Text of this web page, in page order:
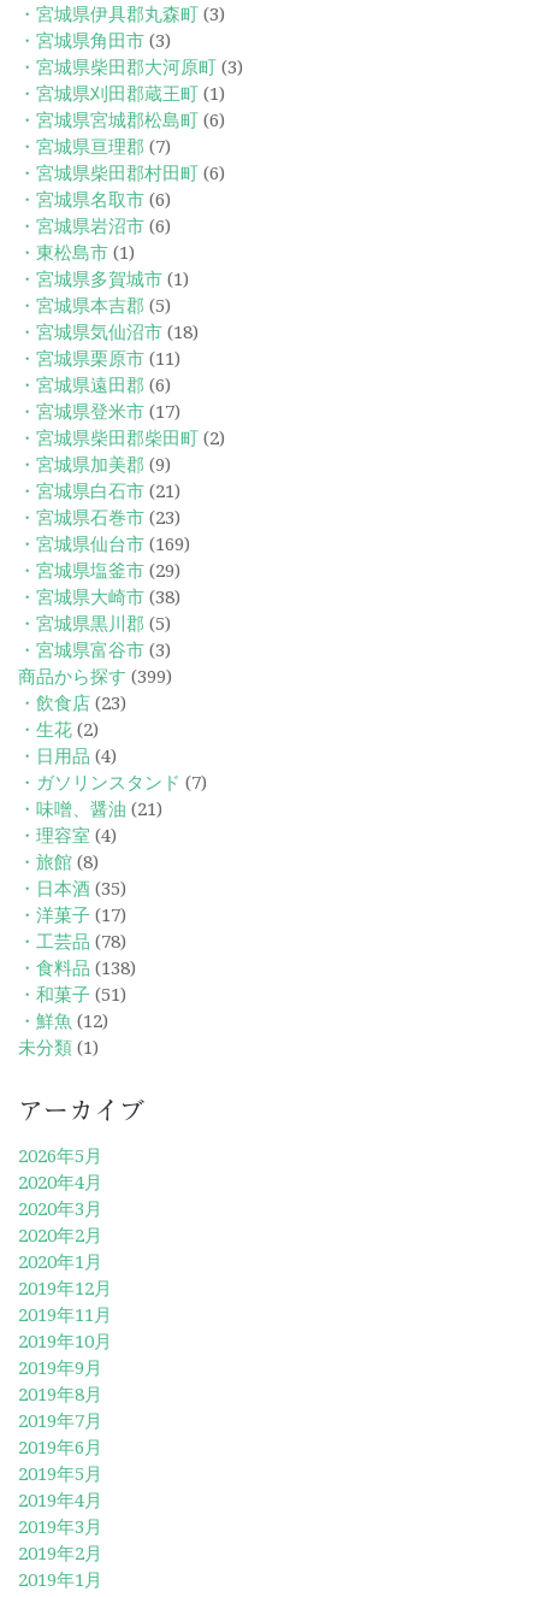
・宮城県伊具郡丸森町 (3)
・宮城県角田市 (3)
・宮城県柴田郡大河原町 (3)
・宮城県刈田郡蔵王町 (1)
・宮城県宮城郡松島町 (6)
・宮城県亘理郡 (7)
・宮城県柴田郡村田町 (6)
・宮城県名取市 (6)
・宮城県岩沼市 (6)
・東松島市 (1)
・宮城県多賀城市 (1)
・宮城県本吉郡 (5)
・宮城県気仙沼市 (18)
・宮城県栗原市 (11)
・宮城県遠田郡 (6)
・宮城県登米市 (17)
・宮城県柴田郡柴田町 (2)
・宮城県加美郡 (9)
・宮城県白石市 (21)
・宮城県石巻市 (23)
・宮城県仙台市 (169)
・宮城県塩釜市 (29)
・宮城県大崎市 (38)
・宮城県黒川郡 (5)
・宮城県富谷市 (3)
商品から探す (399)
・飲食店 (23)
・生花 (2)
・日用品 (4)
・ガソリンスタンド (7)
・味噌、醤油 (21)
・理容室 (4)
・旅館 (8)
・日本酒 (35)
・洋菓子 (17)
・工芸品 (78)
・食料品 (138)
・和菓子 (51)
・鮮魚 (12)
未分類 (1)
アーカイブ
2026年5月
2020年4月
2020年3月
2020年2月
2020年1月
2019年12月
2019年11月
2019年10月
2019年9月
2019年8月
2019年7月
2019年6月
2019年5月
2019年4月
2019年3月
2019年2月
2019年1月